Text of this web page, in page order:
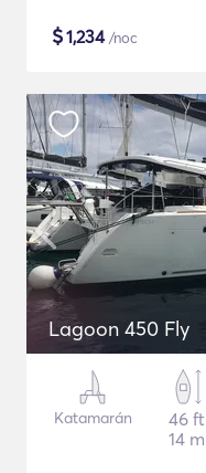
$1,234/noc
Lagoon 450 Fly
Katamarán
46 ft
14 m